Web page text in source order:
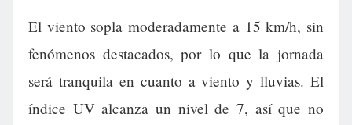
El viento sopla moderadamente a 15 km/h, sin
fenómenos destacados, por lo que la jornada
será tranquila en cuanto a viento y lluvias. El
índice UV alcanza un nivel de 7, así que no